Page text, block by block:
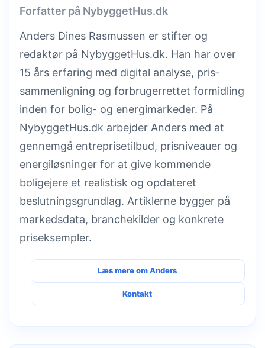
Forfatter på NybyggetHus.dk
Anders Dines Rasmussen er stifter og
redaktør på NybyggetHus.dk. Han har over
15 års erfaring med digital analyse, pris­
sammenligning og forbrugerrettet formidling
inden for bolig- og energimarkeder. På
NybyggetHus.dk arbejder Anders med at
gennemgå entreprisetilbud, prisniveauer og
energiløsninger for at give kommende
boligejere et realistisk og opdateret
beslutningsgrundlag. Artiklerne bygger på
markedsdata, branchekilder og konkrete
priseksempler.
Læs mere om Anders
Kontakt